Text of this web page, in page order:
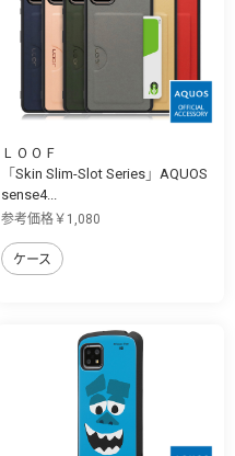
ＬＯＯＦ
「Skin Slim-Slot Series」AQUOS
sense4...
参考価格￥1,080
ケース